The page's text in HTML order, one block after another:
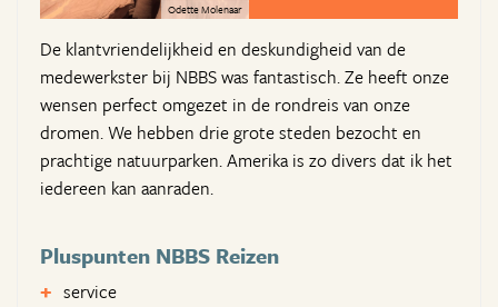
Odette Molenaar
De klantvriendelijkheid en deskundigheid van de
medewerkster bij NBBS was fantastisch. Ze heeft onze
wensen perfect omgezet in de rondreis van onze
dromen. We hebben drie grote steden bezocht en
prachtige natuurparken. Amerika is zo divers dat ik het
iedereen kan aanraden.
Pluspunten NBBS Reizen
service